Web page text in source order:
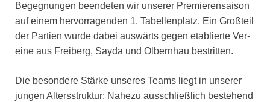
Begeg­nun­gen been­de­ten wir unse­rer Pre­mie­ren­sai­son
auf einem her­vor­ra­gen­den 1. Tabel­len­platz. Ein Groß­teil
der Par­tien wur­de dabei aus­wärts gegen eta­blier­te Ver­
ei­ne aus Frei­berg, Say­da und Olbern­hau bestrit­ten.
Die beson­de­re Stär­ke unse­res Teams liegt in unse­rer
jun­gen Alters­struk­tur: Nahe­zu aus­schließ­lich bestehend